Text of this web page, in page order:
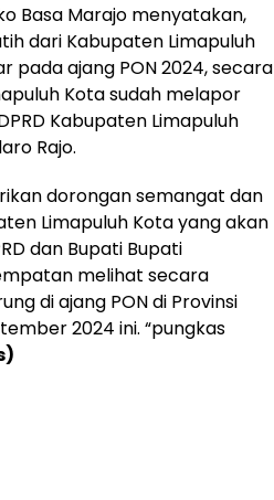
Basa Marajo menyatakan,
dari Kabupaten Limapuluh
ajang PON 2024, secara
Kota sudah melapor
Kabupaten Limapuluh
Rajo.
dorongan semangat dan
Limapuluh Kota yang akan
dan Bupati Bupati
melihat secara
di ajang PON di Provinsi
2024 ini. “pungkas